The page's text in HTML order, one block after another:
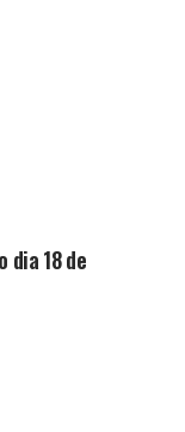
dia 18 de